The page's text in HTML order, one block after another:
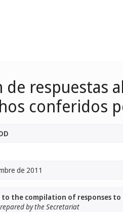
respuestas
conferidos
de 2011
to the compilation of responses
by the Secretariat